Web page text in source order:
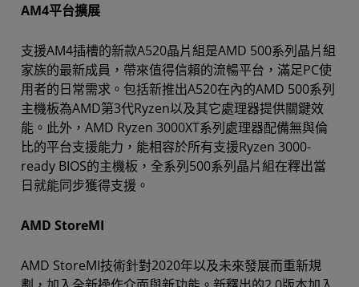
AM4平台擴展
支援AM4插槽的新款A520晶片組是AMD 500系列晶片組
家族的最新成員，帶來值得信賴的流暢平台，滿足PC使
用者的日常需求。包括新推出A520在內的AMD 500系列
主機板為AMD第3代Ryzen以及其它處理器提供關鍵效
能。此外，AMD Ryzen 3000XT系列處理器配備無與倫
比的平台支援能力，能相容於所有支援Ryzen 3000-
ready BIOS的主機板，全系列500系列晶片組在釋出當
日就能同步獲得支援。
AMD StoreMI
AMD StoreMI技術針對2020年以及未來發展而重新規